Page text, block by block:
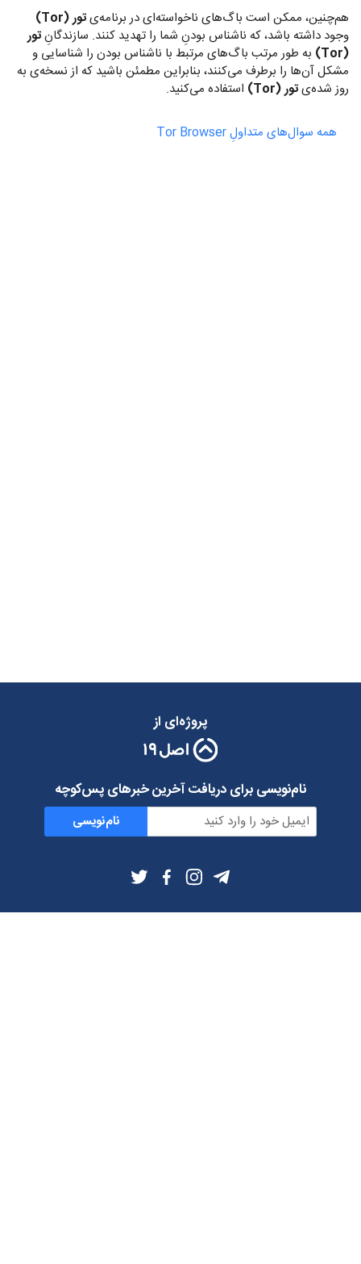
هم‌چنین، ممکن است باگ‌های ناخواسته‌ای در برنامه‌یتور (Tor)
وجود داشته باشد، که ناشناس بودنِ شما را تهدید کنند. سازندگانِتور
(Tor)
به طور مرتب باگ‌های مرتبط با ناشناس بودن را شناسایی و
مشکل آن‌ها را برطرف می‌کنند، بنابراین مطمئن باشید که از نسخه‌ی به
روز شده‌یتور (Tor) استفاده می‌کنید.
همه سوال‌های متداولِ Tor Browser
پروژه‌ای از
نام‌نویسی برای دریافت آخرین خبرهای پس‌کوچه
نام‌نویسی